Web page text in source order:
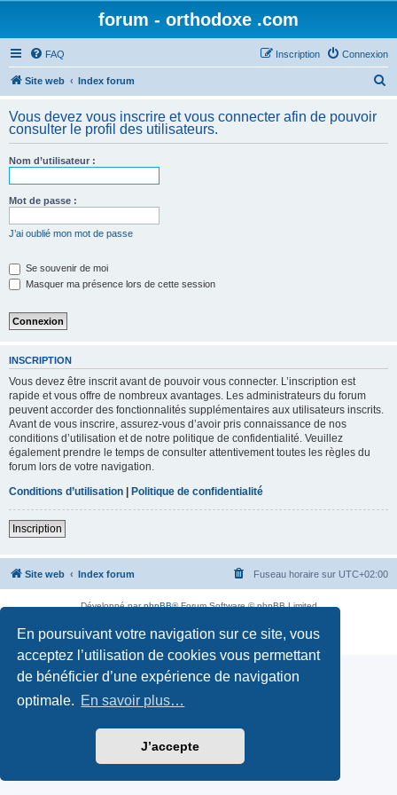
En poursuivant votre navigation sur ce site, vous
acceptez l’utilisation de cookies vous permettant
de bénéficier d’une expérience de navigation
optimale. En savoir plus…
J’accepte
forum - orthodoxe .com
FAQ Connexion
Inscription
Site web Index forum
h
Vous devez vous inscrire et vous connecter afin de pouvoir
consulter le profil des utilisateurs.
Nom d’utilisateur :
Mot de passe :
J’ai oublié mon mot de passe
Se souvenir de moi
Masquer ma présence lors de cette session
INSCRIPTION
Vous devez être inscrit avant de pouvoir vous connecter. L’inscription est
rapide et vous offre de nombreux avantages. Les administrateurs du forum
peuvent accorder des fonctionnalités supplémentaires aux utilisateurs inscrits.
Avant de vous inscrire, assurez-vous d’avoir pris connaissance de nos
conditions d’utilisation et de notre politique de confidentialité. Veuillez
également prendre le temps de consulter attentivement toutes les règles du
forum lors de votre navigation.
Conditions d’utilisation | Politique de confidentialité
Inscription
Site web Index forum Fuseau horaire sur UTC+02:00
Développé parphpBB® Forum Software © phpBB Limited
Confidentialité| Conditions